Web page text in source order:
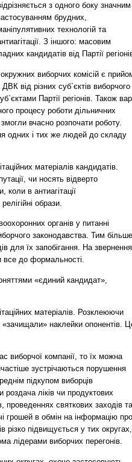
з одного боку значним
брудних,
технологій та
З іншого: масовим
кандидатів від Партії
виборчих комісій є
від різних суб`єктів виборчого
Партії регіонів. Також
процесу роботи дільничних
вчасно розпочати роботу.
одних і тих же людей до складу
матеріалів кандидатів.
чи носять відверто
в антиагітації
образи.
органів у питанні
законодавства. Тим
для їх запобігання. На звернення
все до формальності.
«єдиний кандидат»,
матеріалів. Розклеюючи
«зачищали» наклейки опонентів.
виборчої компанії, то їх можна
зустрічаються порушення
підкупом виборців
ліків чи продуктових
проведеннях святкових заходів та
грошей в обмін на інформацію про
різко підвищується у тих округах,
лідерами виборчих перегонів.